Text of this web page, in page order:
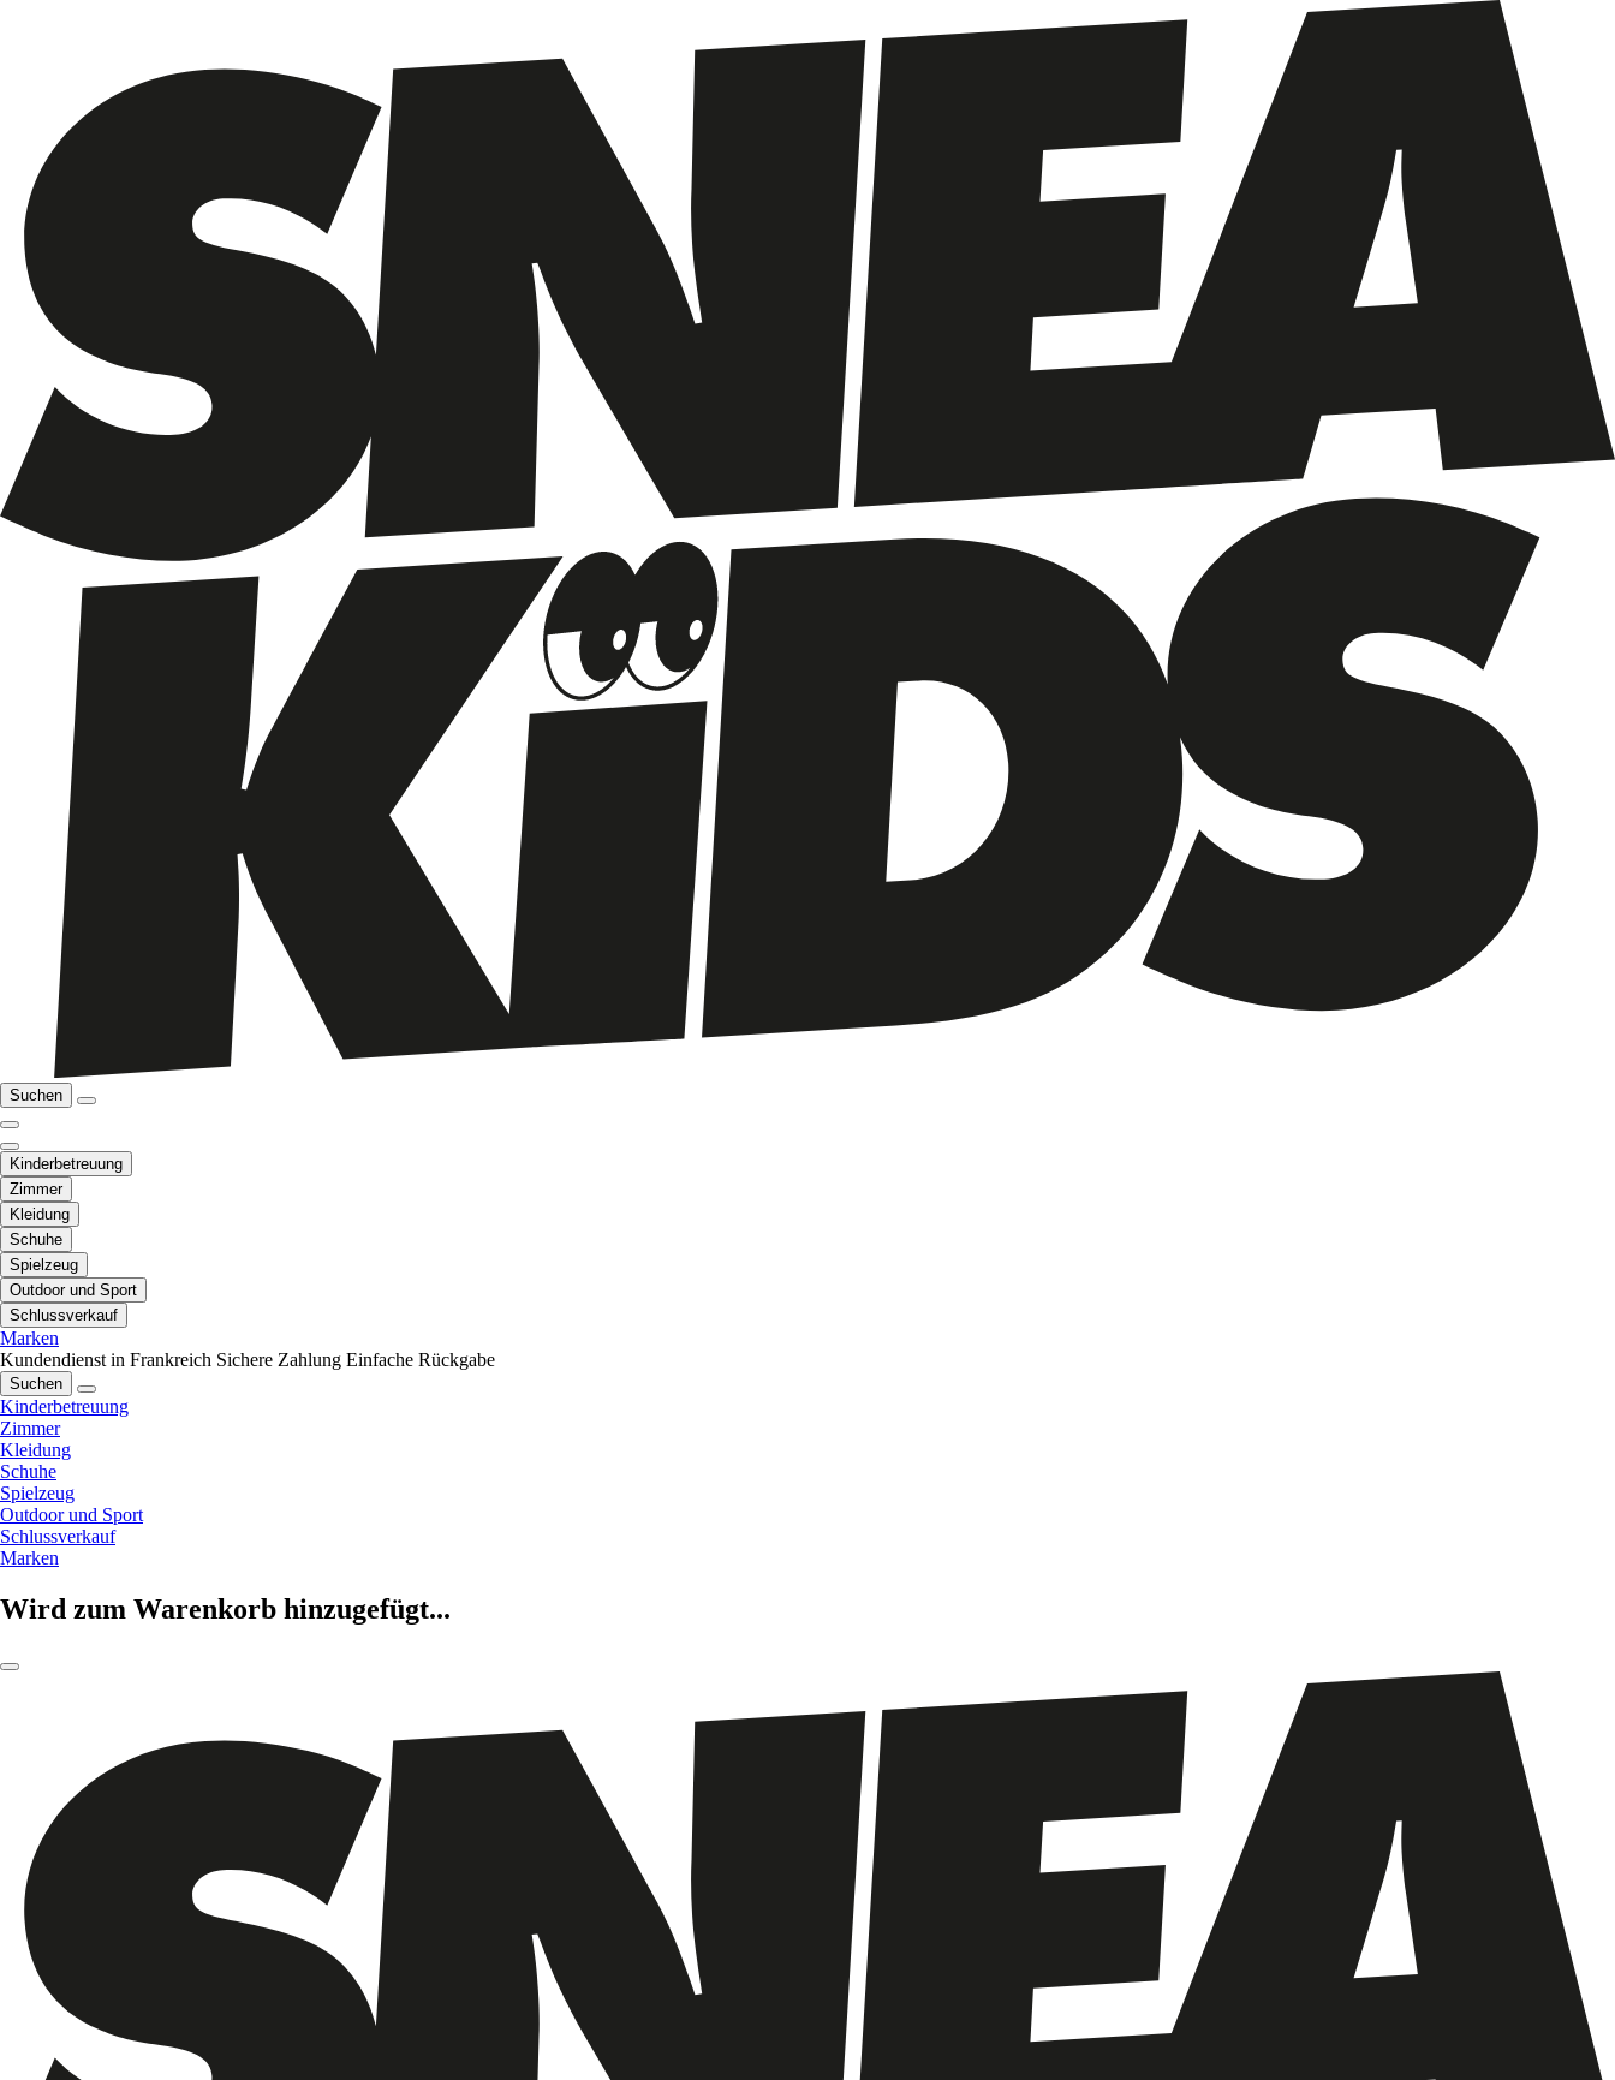
Suchen
Kinderbetreuung
Zimmer
Kleidung
Schuhe
Spielzeug
Outdoor und Sport
Schlussverkauf
Marken
Kundendienst in Frankreich Sichere Zahlung Einfache Rückgabe
Suchen
Kinderbetreuung
Zimmer
Kleidung
Schuhe
Spielzeug
Outdoor und Sport
Schlussverkauf
Marken
Wird zum Warenkorb hinzugefügt...